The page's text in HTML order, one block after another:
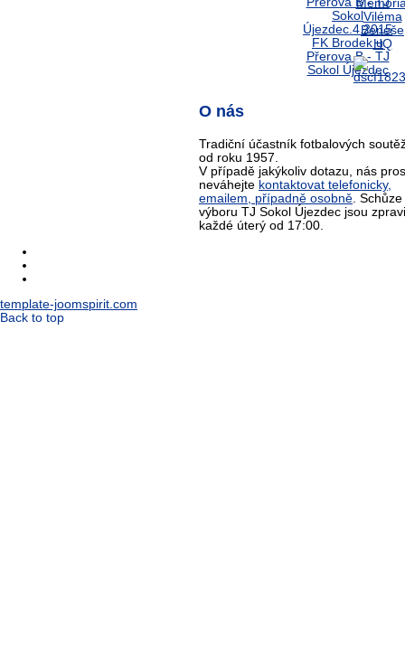
O nás
Tradiční účastník fotbalových
od roku 1957.
V případě jakýkoliv dotazu, nás
neváhejte kontaktovat telefonicky,
emailem, případně osobně. Schůze
výboru TJ Sokol Újezdec jsou
každé úterý od 17:00.
template-joomspirit.com
Back to top